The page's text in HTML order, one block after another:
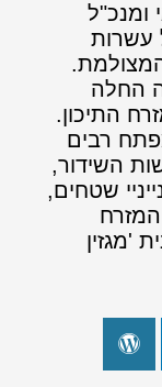
ומנכ"ל
עשרות
החלה
התיכון.
רבים
השידור,
שטחים,
המזרח
'מגזין